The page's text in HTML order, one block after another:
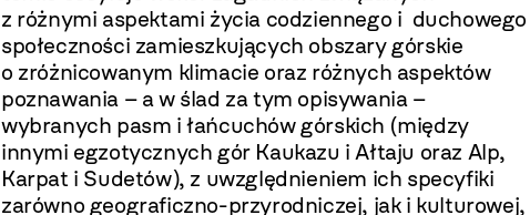
z różnymi aspektami życia codziennego i duchowego
społeczności zamieszkujących obszary górskie
o zróżnicowanym klimacie oraz różnych aspektów
poznawania – a w ślad za tym opisywania –
wybranych pasm i łańcuchów górskich (między
innymi egzotycznych gór Kaukazu i Ałtaju oraz Alp,
Karpat i Sudetów), z uwzględnieniem ich specyfiki
zarówno geograficzno-przyrodniczej, jak i kulturowej,